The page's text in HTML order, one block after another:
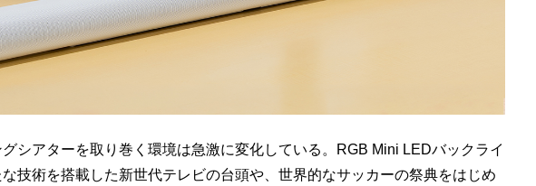
シアターを取り巻く環境は急激に変化している。RGB Mini LEDバックライ
な技術を搭載した新世代テレビの台頭や、世界的なサッカーの祭典をはじめ